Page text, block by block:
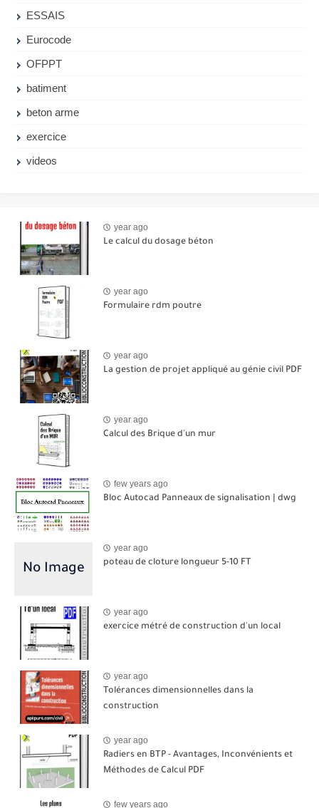
ESSAIS
Eurocode
OFPPT
batiment
beton arme
exercice
videos
year ago
Le calcul du dosage béton
year ago
Formulaire rdm poutre
year ago
La gestion de projet appliqué au génie civil PDF
year ago
Calcul des Brique d'un mur
few years ago
Bloc Autocad Panneaux de signalisation | dwg
year ago
poteau de cloture longueur 5-10 FT
year ago
exercice métré de construction d'un local
year ago
Tolérances dimensionnelles dans la
construction
year ago
Radiers en BTP - Avantages, Inconvénients et
Méthodes de Calcul PDF
few years ago